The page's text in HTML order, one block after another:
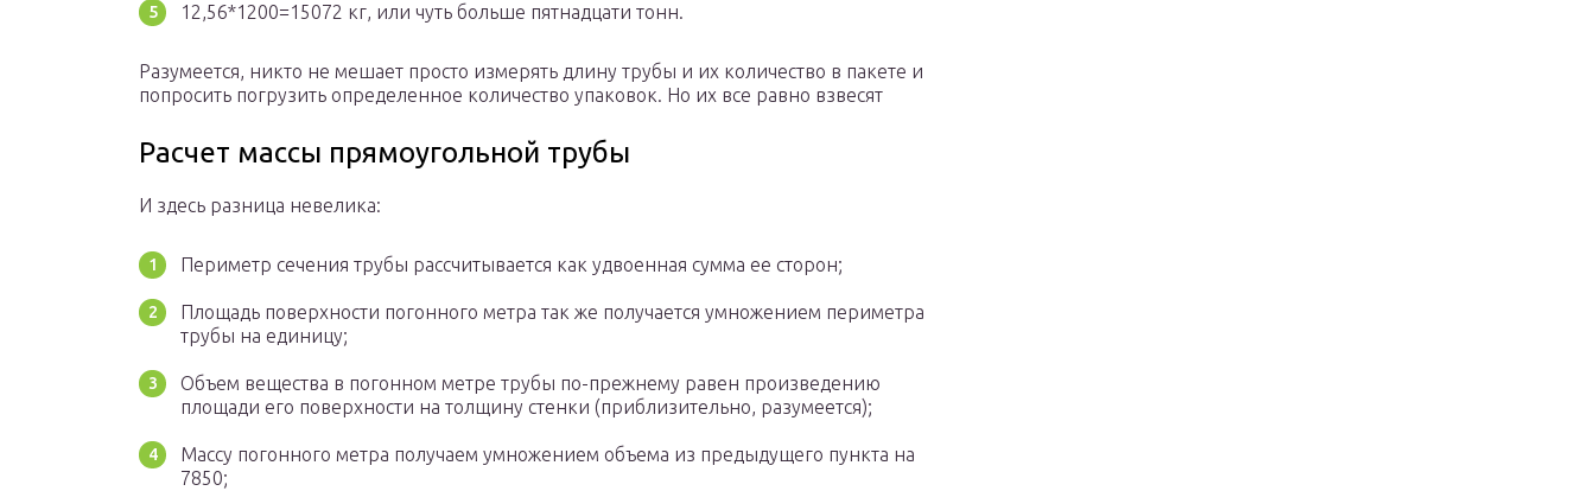
12,56*1200=15072 кг, или чуть больше пятнадцати тонн.
Разумеется, никто не мешает просто измерять длину трубы и их количество в пакете и
попросить погрузить определенное количество упаковок. Но их все равно взвесят
Расчет массы прямоугольной трубы
И здесь разница невелика:
Периметр сечения трубы рассчитывается как удвоенная сумма ее сторон;
Площадь поверхности погонного метра так же получается умножением периметра
трубы на единицу;
Объем вещества в погонном метре трубы по-прежнему равен произведению
площади его поверхности на толщину стенки (приблизительно, разумеется);
Массу погонного метра получаем умножением объема из предыдущего пункта на
7850;